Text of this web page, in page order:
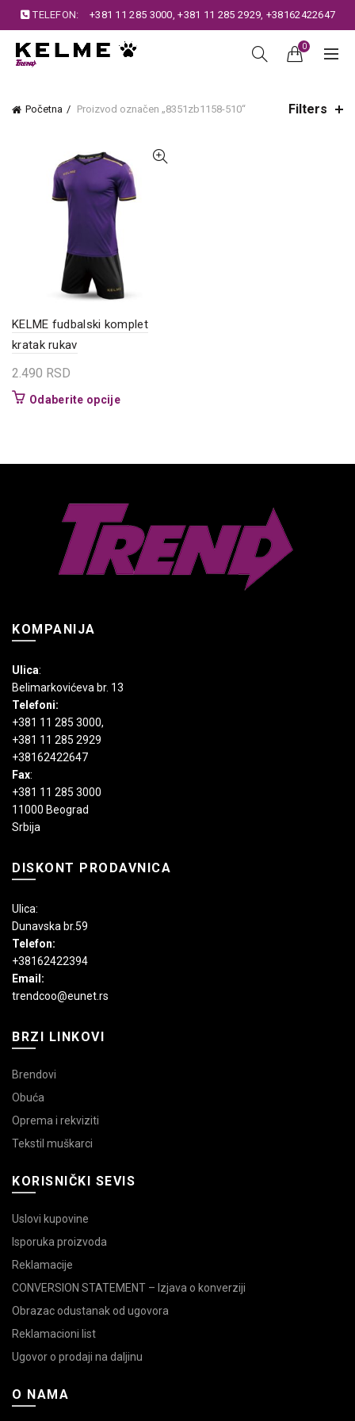
TELEFON: +381 11 285 3000,+381 11 285 2929, +38162422647
0
Početna Proizvod označen „8351zb1158-510“ Filters
KELME fudbalski komplet
kratak rukav
2.490 RSD
Odaberite opcijeOvaj
varijanti.
mogu
biti
izabrane
na
stranici
KOMPANIJA
Ulica:
Belimarkovićeva br. 13
Telefoni:
+381 11 285 3000,
+381 11 285 2929
+38162422647
Fax:
+381 11 285 3000
11000 Beograd
Srbija
DISKONT PRODAVNICA
Ulica:
Dunavska br.59
Telefon:
+38162422394
Email:
trendcoo@eunet.rs
BRZI LINKOVI
Brendovi
Obuća
Oprema i rekviziti
Tekstil muškarci
KORISNIČKI SEVIS
Uslovi kupovine
Isporuka proizvoda
Reklamacije
CONVERSION STATEMENT – Izjava o konverziji
Obrazac odustanak od ugovora
Reklamacioni list
Ugovor o prodaji na daljinu
O NAMA